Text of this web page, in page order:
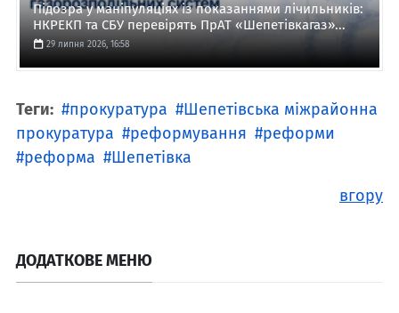
Підозра у маніпуляціях із показаннями лічильників:
НКРЕКП та СБУ перевірять ПрАТ «Шепетівкагаз»...
29 липня 2026, 16:58
Теги: прокуратура
Шепетівська міжрайонна
прокуратура
реформування
реформи
реформа
Шепетівка
вгору
ДОДАТКОВЕ МЕНЮ